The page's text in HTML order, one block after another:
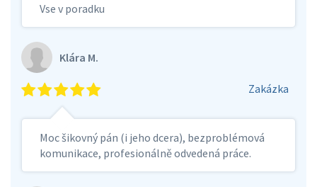
Vse v poradku
Klára M.
Zakázka
Moc šikovný pán (i jeho dcera), bezproblémová
komunikace, profesionálně odvedená práce.